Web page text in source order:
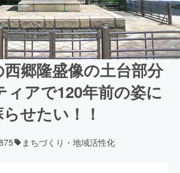
郷隆盛像の土台部分
ィアで120年前の姿に
せたい！！
まちづくり・地域活性化